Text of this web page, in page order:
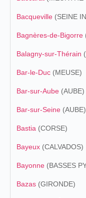
Bacqueville (SEINE
Bagnères-de-Bigorre
Balagny-sur-Thérain
Bar-le-Duc (MEUSE)
Bar-sur-Aube (AUBE)
Bar-sur-Seine (AUBE)
Bastia (CORSE)
Bayeux (CALVADOS)
Bayonne (BASSES
Bazas (GIRONDE)